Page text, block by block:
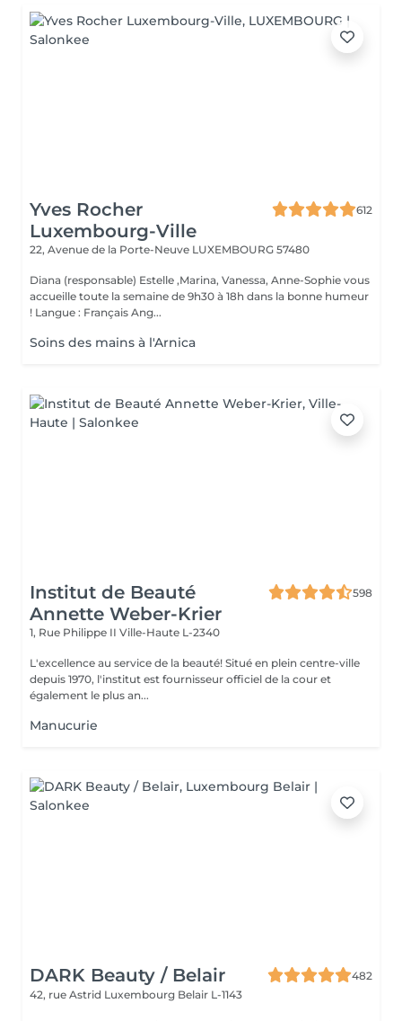
Yves Rocher
Luxembourg-Ville
612
22, Avenue de la Porte-Neuve LUXEMBOURG 57480
Diana (responsable) Estelle ,Marina, Vanessa, Anne-Sophie vous
accueille toute la semaine de 9h30 à 18h dans la bonne humeur
! Langue : Français Ang...
Soins des mains à l'Arnica
Institut de Beauté
Annette Weber-Krier
598
1, Rue Philippe II Ville-Haute L-2340
L'excellence au service de la beauté! Situé en plein centre-ville
depuis 1970, l'institut est fournisseur officiel de la cour et
également le plus an...
Manucurie
DARK Beauty / Belair
482
42, rue Astrid Luxembourg Belair L-1143